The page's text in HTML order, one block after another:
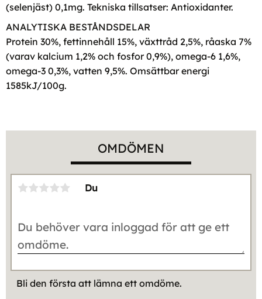
(selenjäst) 0,1mg. Tekniska tillsatser: Antioxidanter.
ANALYTISKA BESTÅNDSDELAR
Protein 30%, fettinnehåll 15%, växttråd 2,5%, råaska 7%
(varav kalcium 1,2% och fosfor 0,9%), omega-6 1,6%,
omega-3 0,3%, vatten 9,5%. Omsättbar energi
1585kJ/100g.
OMDÖMEN
Du
Bli den första att lämna ett omdöme.